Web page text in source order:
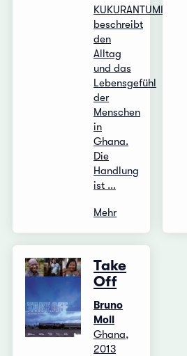
KUKURANTUMI
beschreibt
den
Alltag
und das
Lebensgefühl
der
Menschen
in
Ghana.
Die
Handlung
ist ...
Mehr
Take
Off
Bruno
Moll
Ghana,
2013